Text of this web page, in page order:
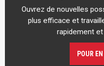
Ouvrez de nouvelles
plus efficace et
rapidement
POUR